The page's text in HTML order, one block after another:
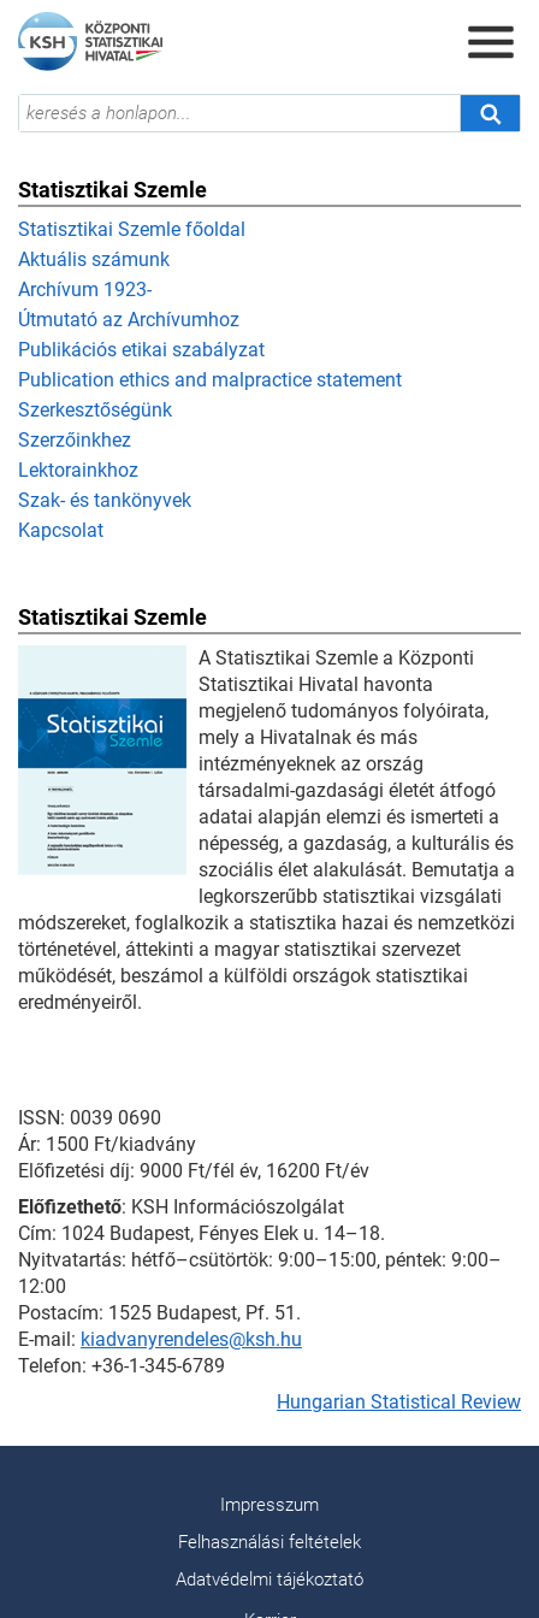
Statisztikai Szemle
Statisztikai Szemle főoldal
Aktuális számunk
Archívum 1923-
Útmutató az Archívumhoz
Publikációs etikai szabályzat
Publication ethics and malpractice statement
Szerkesztőségünk
Szerzőinkhez
Lektorainkhoz
Szak- és tankönyvek
Kapcsolat
Statisztikai Szemle
A Statisztikai Szemle a Központi
Statisztikai Hivatal havonta
megjelenő tudományos folyóirata,
mely a Hivatalnak és más
intézményeknek az ország
társadalmi-gazdasági életét átfogó
adatai alapján elemzi és ismerteti a
népesség, a gazdaság, a kulturális és
szociális élet alakulását. Bemutatja a
legkorszerűbb statisztikai vizsgálati
módszereket, foglalkozik a statisztika hazai és nemzetközi
történetével, áttekinti a magyar statisztikai szervezet
működését, beszámol a külföldi országok statisztikai
eredményeiről.
ISSN: 0039 0690
Ár: 1500 Ft/kiadvány
Előfizetési díj: 9000 Ft/fél év, 16200 Ft/év
Előfizethető: KSH Információszolgálat
Cím: 1024 Budapest, Fényes Elek u. 14–18.
Nyitvatartás: hétfő–csütörtök: 9:00–15:00, péntek: 9:00–
12:00
Postacím: 1525 Budapest, Pf. 51.
E-mail: kiadvanyrendeles@ksh.hu
Telefon: +36-1-345-6789
Hungarian Statistical Review
Impresszum
Felhasználási feltételek
Adatvédelmi tájékoztató